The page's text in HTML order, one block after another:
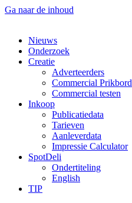
Ga naar de inhoud
Nieuws
Onderzoek
Creatie
Adverteerders
Commercial Prikbord
Commercial testen
Inkoop
Publicatiedata
Tarieven
Aanleverdata
Impressie Calculator
SpotDeli
Ondertiteling
English
TIP